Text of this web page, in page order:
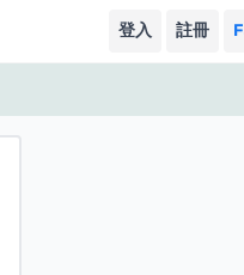
登入 註冊